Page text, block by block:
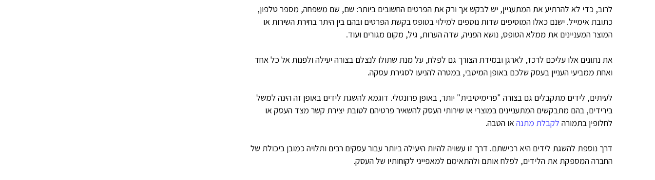
לרוב, כדי לא להרתיע את המתעניין, יש לבקש אך ורק את הפרטים החשובים ביותר: שם, שם משפחה, מספר טלפון,
כתובת אימייל. ישנם כאלו המוסיפים שדות נוספים למילוי בטופס בקשת הפרטים ובהם בין היתר בחירת השירות או
המוצר המעניינים את ממלא הטופס, נושא הפניה, שדה הערות, גיל, מקום מגורים ועוד.
את נתונים אלו עליכם לרכז, לארגן ובמידת הצורך גם לפלח, על מנת שתולו לנצלם בצורה יעילה ולפנות אל כל אחד
ואחת ממביעי העניין בעסק שלכם באופן המיטבי, במטרה להניעו לסגירת עסקה.
לעיתים, לידים מתקבלים גם בצורה "פרימיטיבית" יותר, באופן פרונטלי. דוגמא להשגת לידים באופן זה הינה למשל
בירידים, בהם מתבקשים המתעניינים במוצרי או שירותי העסק להשאיר פרטיהם לטובת יצירת קשר מצד העסק או
לחלופין בתמורה לקבלת מתנהאו הטבה.
דרך נוספת להשגת לידים היא רכישתם. דרך זו עשויה להיות היעילה ביותר עבור עסקים רבים ותלויה כמובן ביכולת של
החברה המספקת את הלידים, לפלח אותם ולהתאימם למאפייני לקוחותיו של העסק.